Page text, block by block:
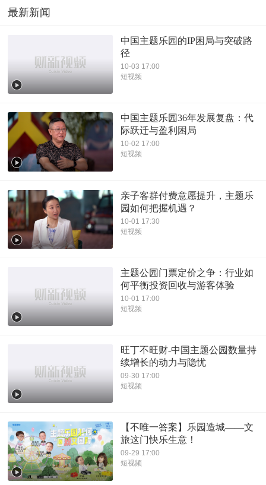
最新新闻
中国主题乐园的IP困局与突破路
径
10-03 17:00
短视频
中国主题乐园36年发展复盘：代
际跃迁与盈利困局
10-02 17:00
短视频
亲子客群付费意愿提升，主题乐
园如何把握机遇？
10-01 17:30
短视频
主题公园门票定价之争：行业如
何平衡投资回收与游客体验
10-01 17:00
短视频
旺丁不旺财-中国主题公园数量持
续增长的动力与隐忧
09-30 17:00
短视频
【不唯一答案】乐园造城——文
旅这门快乐生意！
09-29 17:00
短视频